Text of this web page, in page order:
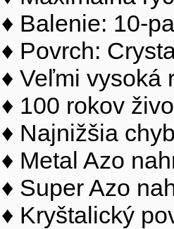
♦ Balenie: 10-
♦ Povrch:
♦ Veľmi vysoká
♦ 100 rokov
♦ Najnižšia
♦ Metal Azo
♦ Super Azo
♦ Kryštalický